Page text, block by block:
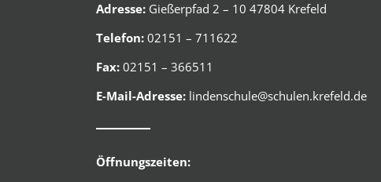
Adresse: Gießerpfad 2 – 10 47804 Krefeld
Telefon: 02151 – 711622
Fax: 02151 – 366511
E-Mail-Adresse: lindenschule@schulen.krefeld.de
Öffnungszeiten: